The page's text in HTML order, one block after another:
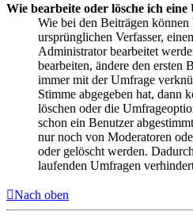
Wie bearbeite oder lösche ich eine
Wie bei den Beiträgen
ursprünglichen Verfasser,
Administrator bearbeitet
bearbeiten, ändere den ersten
immer mit der Umfrage
Stimme abgegeben hat, dann
löschen oder die
schon ein Benutzer
nur noch von Moderatoren
oder gelöscht werden.
laufenden Umfragen
Nach oben